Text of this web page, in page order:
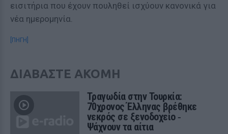
εισιτήρια που έχουν πουληθεί ισχύουν κανονικά για
νέα ημερομηνία.
[ΠΗΓΗ]
ΔΙΑΒΑΣΤΕ ΑΚΟΜΗ
Τραγωδία στην Τουρκία:
70χρονος Έλληνας βρέθηκε
νεκρός σε ξενοδοχείο ‑
Ψάχνουν τα αίτια